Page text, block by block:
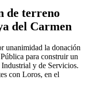
de terreno
del Carmen
unanimidad la donación
para construir un
y de Servicios.
con Loros, en el